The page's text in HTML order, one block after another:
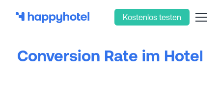
Kostenlos testen
Conversion Rate im Hotel